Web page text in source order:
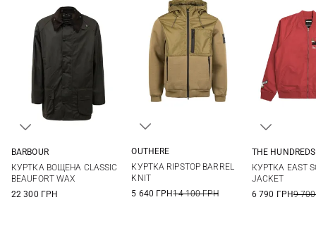
44
46
BARBOUR
КУРТКА ВОЩЕНА CLASSIC
BEAUFORT WAX
22 300 ГРН
OUTHERE
КУРТКА RIPSTOP BARREL
KNIT
5 640 ГРН14 100 ГРН
THE HUNDREDS
КУРТКА EAST
JACKET
6 790 ГРН9